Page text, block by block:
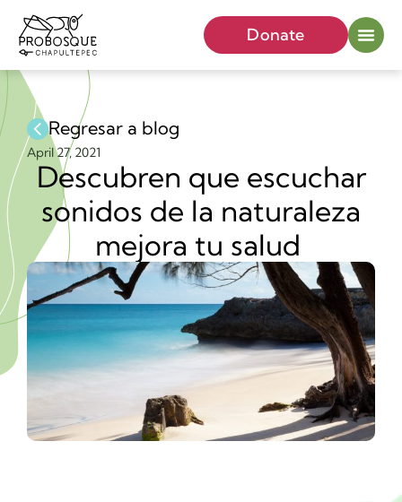
Donate
Regresar a blog
April 27, 2021
Descubren que escuchar
sonidos de la naturaleza
mejora tu salud